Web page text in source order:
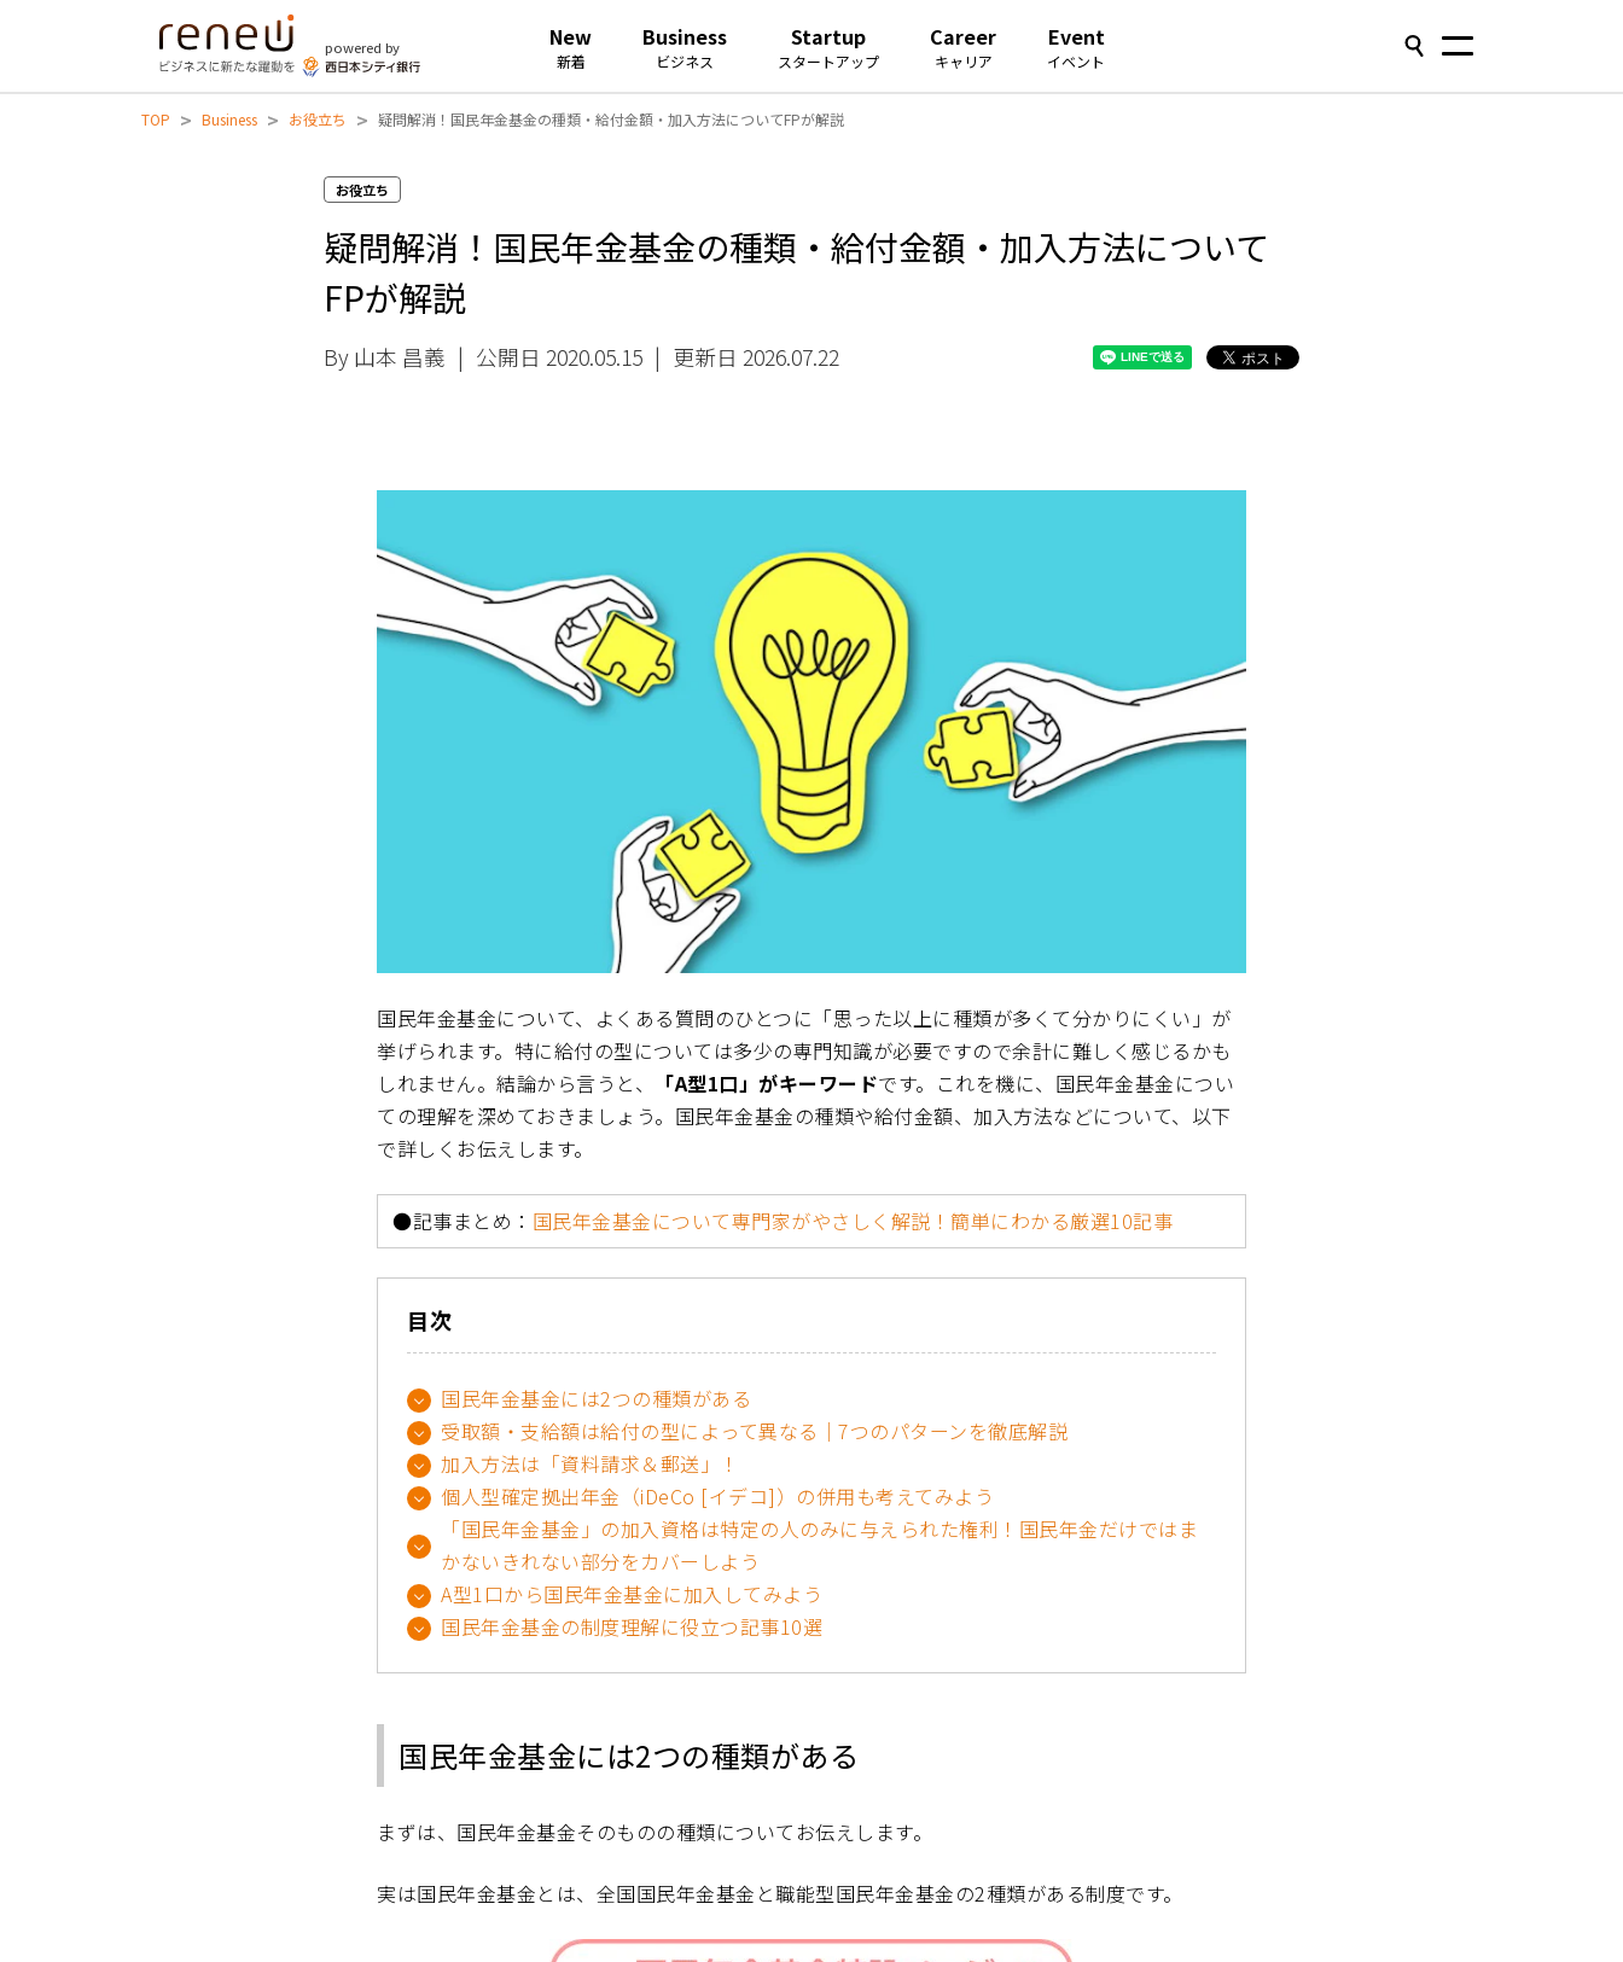
powered by New
新着
Business
ビジネス
Startup
スタートアップ
Career
キャリア
Event
イベント
TOP > Business > お役立ち > 疑問解消！国民年金基金の種類・給付金額・加入方法についてFPが解説
お役立ち
疑問解消！国民年金基金の種類・給付金額・加入方法について
FPが解説
By 山本 昌義 | 公開日 2020.05.15 | 更新日 2026.07.22
国民年金基金について、よくある質問のひとつに「思った以上に種類が多くて分かりにくい」が
挙げられます。特に給付の型については多少の専門知識が必要ですので余計に難しく感じるかも
しれません。結論から言うと、
「A型1口」がキーワードです。これを機に、国民年金基金につい
ての理解を深めておきましょう。国民年金基金の種類や給付金額、加入方法などについて、以下
で詳しくお伝えします。
●記事まとめ： 国民年金基金について専門家がやさしく解説！簡単にわかる厳選10記事
目次
国民年金基金には2つの種類がある
受取額・支給額は給付の型によって異なる｜7つのパターンを徹底解説
加入方法は「資料請求＆郵送」！
個人型確定拠出年金（iDeCo [イデコ]）の併用も考えてみよう
「国民年金基金」の加入資格は特定の人のみに与えられた権利！国民年金だけではま
かないきれない部分をカバーしよう
A型1口から国民年金基金に加入してみよう
国民年金基金の制度理解に役立つ記事10選
国民年金基金には2つの種類がある
まずは、国民年金基金そのものの種類についてお伝えします。
実は国民年金基金とは、全国国民年金基金と職能型国民年金基金の2種類がある制度です。